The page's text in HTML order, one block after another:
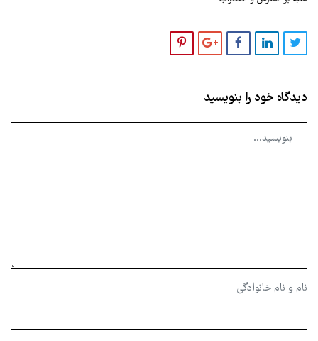
دیدگاه خود را بنویسید
نام و نام خانوادگی